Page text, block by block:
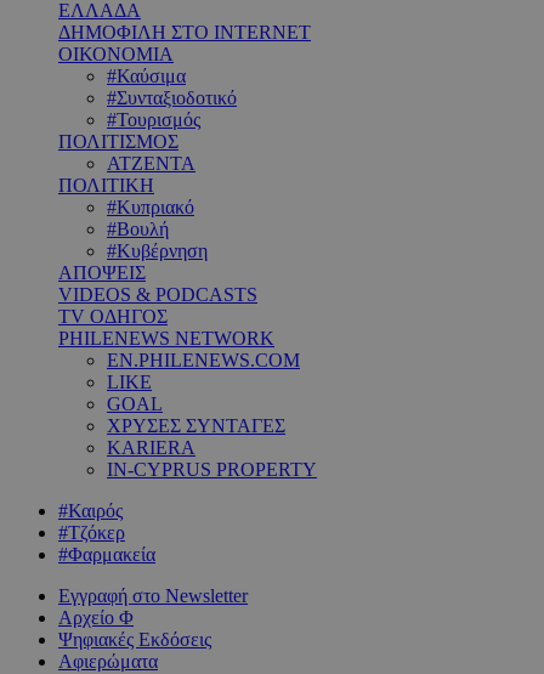
ΕΛΛΑΔΑ
ΔΗΜΟΦΙΛΗ ΣΤΟ INTERNET
ΟΙΚΟΝΟΜΙΑ
#Καύσιμα
#Συνταξιοδοτικό
#Τουρισμός
ΠΟΛΙΤΙΣΜΟΣ
ΑΤΖΕΝΤΑ
ΠΟΛΙΤΙΚΗ
#Κυπριακό
#Βουλή
#Κυβέρνηση
ΑΠΟΨΕΙΣ
VIDEOS & PODCASTS
TV ΟΔΗΓΟΣ
PHILENEWS NETWORK
EN.PHILENEWS.COM
LIKE
GOAL
ΧΡΥΣΕΣ ΣΥΝΤΑΓΕΣ
KARIERA
IN-CYPRUS PROPERTY
#Καιρός
#Τζόκερ
#Φαρμακεία
Εγγραφή στο Newsletter
Αρχείο Φ
Ψηφιακές Εκδόσεις
Αφιερώματα